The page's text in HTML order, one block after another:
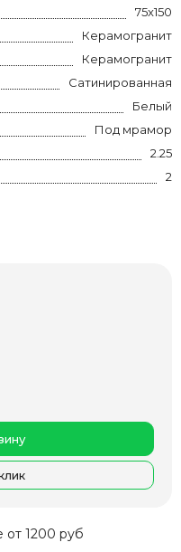
75x150
Керамогранит
Керамогранит
Сатинированная
Белый
Под мрамор
2.25
2
от 1200 руб